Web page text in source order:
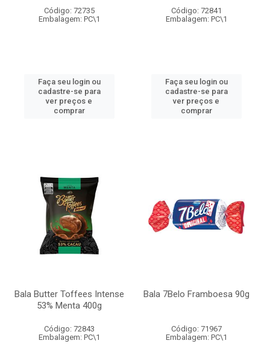
Código: 72735
Embalagem: PC\1
Faça seu login ou
cadastre-se para
ver preços e
comprar
Código: 72841
Embalagem: PC\1
Faça seu login ou
cadastre-se para
ver preços e
comprar
Bala Butter Toffees Intense
53% Menta 400g
Código: 72843
Embalagem: PC\1
Bala 7Belo Framboesa 90g
Código: 71967
Embalagem: PC\1